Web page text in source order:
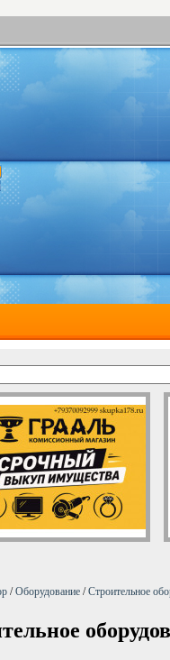
/Оборудование /Строительное